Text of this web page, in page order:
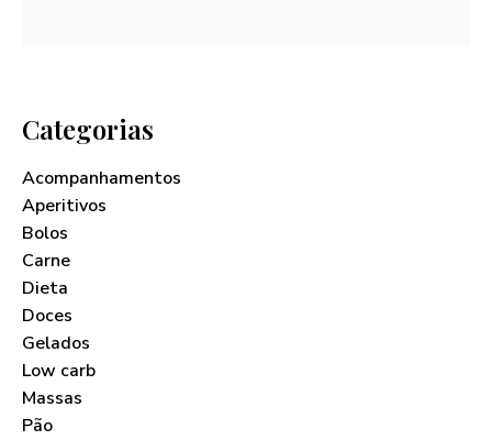
Categorias
Acompanhamentos
Aperitivos
Bolos
Carne
Dieta
Doces
Gelados
Low carb
Massas
Pão